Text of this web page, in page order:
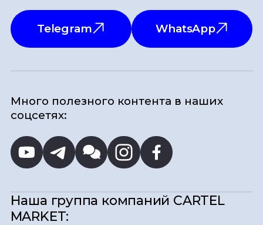
Telegram WhatsApp
Много полезного контента в наших
соцсетях:
Наша группа компаний CARTEL
MARKET: